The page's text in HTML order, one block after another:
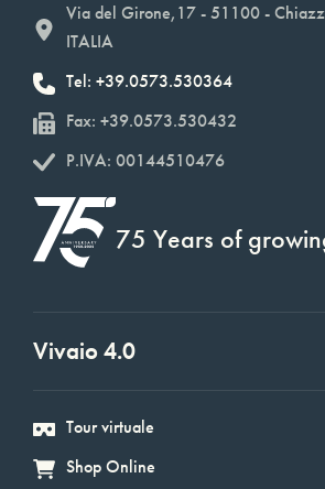
Via del Girone,17 - 51100 -
ITALIA
Tel: +39.0573.530364
Fax: +39.0573.530432
P.IVA: 00144510476
75 Years of
Vivaio 4.0
Tour virtuale
Shop Online